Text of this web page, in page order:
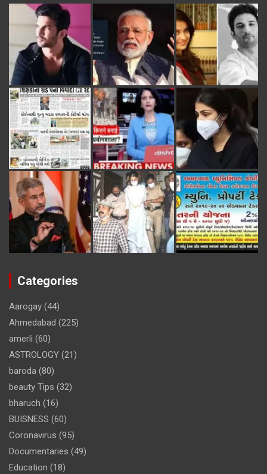
Categories
Aarogay (44)
Ahmedabad (225)
amerli (60)
ASTROLOGY (21)
baroda (80)
beauty Tips (32)
bharuch (16)
BUISNESS (60)
Coronavirus (95)
Documentaries (49)
Education (18)